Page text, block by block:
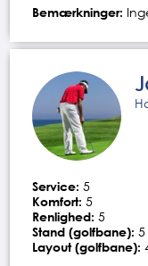
Bemærkninger:
Service: 5
Komfort: 5
Renlighed: 5
Stand (golfbane): 5
Layout (golfbane):